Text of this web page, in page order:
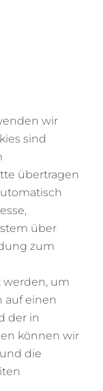
wir
sind
übertragen
über
zum
werden, um
auf einen
der in
können wir
die